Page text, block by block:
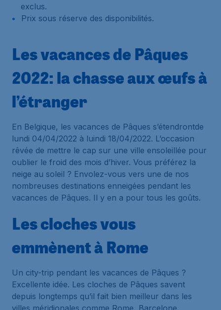
exclus.
Prix sous réserve des disponibilités.
Les vacances de Pâques
2022: la chasse aux œufs à
l’étranger
En Belgique, les vacances de Pâques s’étendrontde
lundi 04/04/2022 à luindi 18/04/2022. L’occasion
rêvée de mettre le cap sur une ville ensoleillée pour
oublier le froid des mois d’hiver. Vous préférez la
neige au soleil ? Envolez-vous vers une de nos
nombreuses destinations enneigées pendant les
vacances de Pâques. Il y en a pour tous les goûts.
Les cloches vous
emmènent à Rome
Un city-trip pendant les vacances de Pâques ?
Excellente idée. Les cloches de Pâques savent
depuis longtemps qu’il fait bien meilleur dans les
villes méridionales comme Rome, Barcelone,